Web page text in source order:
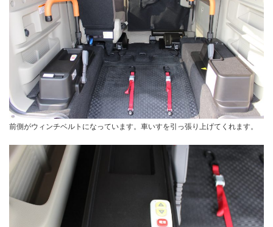
前側がウィンチベルトになっています。車いすを引っ張り上げてくれます。